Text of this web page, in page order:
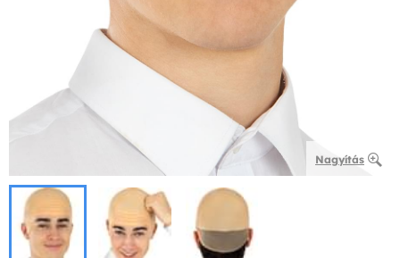
Nagyítás